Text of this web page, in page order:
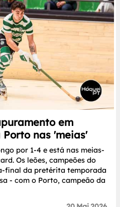
em
nas 'meias'
por 1-4 e está nas meias-
Os leões, campeões do
final da pretérita temporada
- com o Porto, campeão da